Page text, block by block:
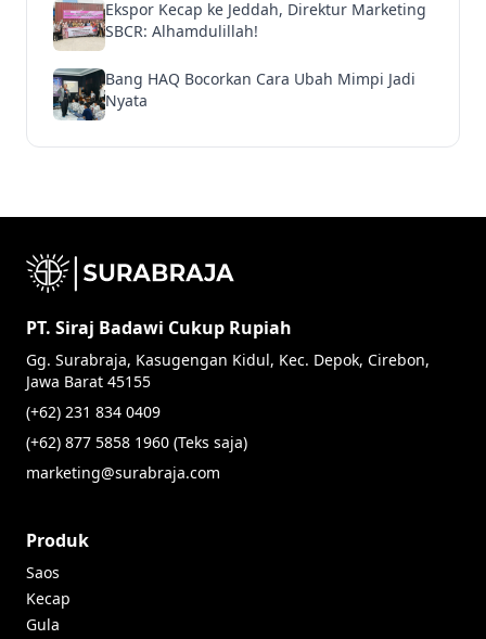
Ekspor Kecap ke Jeddah, Direktur Marketing
SBCR: Alhamdulillah!
Bang HAQ Bocorkan Cara Ubah Mimpi Jadi
Nyata
PT. Siraj Badawi Cukup Rupiah
Gg. Surabraja, Kasugengan Kidul, Kec. Depok, Cirebon,
Jawa Barat 45155
(+62) 231 834 0409
(+62) 877 5858 1960 (Teks saja)
marketing@surabraja.com
Produk
Saos
Kecap
Gula